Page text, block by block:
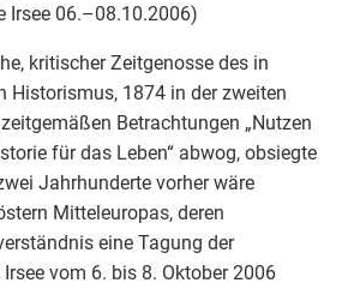
Irsee 06.–08.10.2006)
kritischer Zeitgenosse des in
Historismus, 1874 in der zweiten
Betrachtungen „Nutzen
für das Leben“ abwog, obsiegte
Jahrhunderte vorher wäre
Mitteleuropas, deren
eine Tagung der
vom 6. bis 8. Oktober 2006